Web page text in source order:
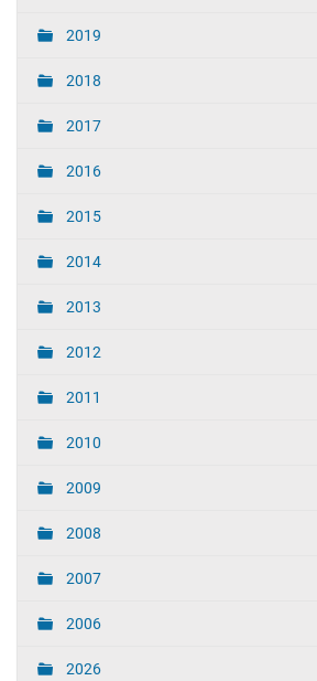
2019
2018
2017
2016
2015
2014
2013
2012
2011
2010
2009
2008
2007
2006
2026